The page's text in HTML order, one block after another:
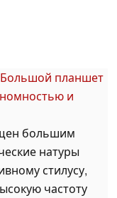
Большой планшет
и
большим
натуры
стилусу,
частоту